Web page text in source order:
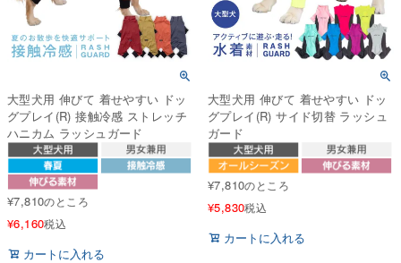
大型犬用 伸びて 着せやすい ドッ
グプレイ(R) 接触冷感 ストレッチ
ハニカム ラッシュガード
¥7,810のところ
¥6,160税込
カートに入れる
大型犬用 伸びて 着せやすい ドッ
グプレイ(R) サイド切替 ラッシュ
ガード
¥7,810のところ
¥5,830税込
カートに入れる